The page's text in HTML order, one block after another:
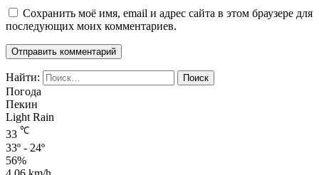
Сохранить моё имя, email и адрес сайта в этом браузере для
последующих моих комментариев.
Найти:
Погода
Пекин
Light Rain
33 ℃
33º - 24º
56%